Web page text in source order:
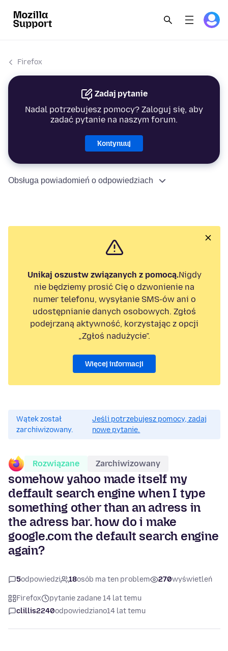
Firefox
Zadaj pytanie
Nadal potrzebujesz pomocy? Zaloguj się, aby
zadać pytanie na naszym forum.
Kontynuuj
Obsługa powiadomień o odpowiedziach
Unikaj oszustw związanych z pomocą.Nigdy
nie będziemy prosić Cię o dzwonienie na
numer telefonu, wysyłanie SMS-ów ani o
udostępnianie danych osobowych. Zgłoś
podejrzaną aktywność, korzystając z opcji
„Zgłoś nadużycie”.
Więcej informacji
Wątek został
zarchiwizowany.
Jeśli potrzebujesz pomocy, zadaj
nowe pytanie.
Rozwiązane Zarchiwizowany
somehow yahoo made itself my
deffault search engine when I type
something other than an adress in
the adress bar. how do i make
google.com the default search engine
again?
5odpowiedzi 18osób ma ten problem 270wyświetleń
Firefox
pytanie zadane 14 lat temu
clillis2240odpowiedziano14 lat temu